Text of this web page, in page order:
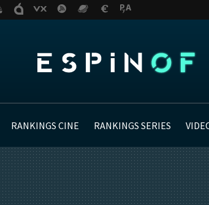
RANKINGS CINE RANKINGS SERIES